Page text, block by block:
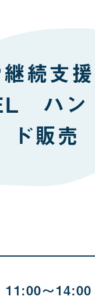
続支
ハン
ド販売
11:00〜14:00